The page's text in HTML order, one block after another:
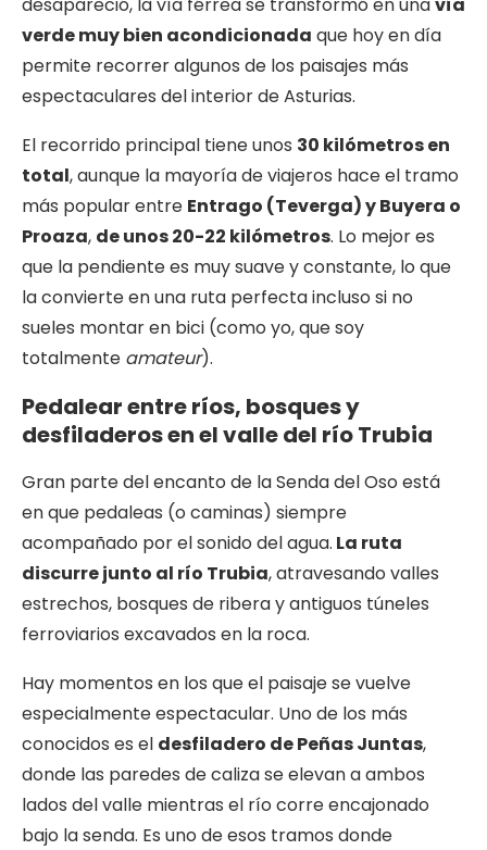
desapareció, la vía férrea se transformó en unavía
verde muy bien acondicionada que hoy en día
permite recorrer algunos de los paisajes más
espectaculares del interior de Asturias.
El recorrido principal tiene unos 30 kilómetros en
total, aunque la mayoría de viajeros hace el tramo
más popular entre Entrago (Teverga) y Buyera o
Proaza, de unos 20-22 kilómetros. Lo mejor es
que la pendiente es muy suave y constante, lo que
la convierte en una ruta perfecta incluso si no
sueles montar en bici (como yo, que soy
totalmente amateur).
Pedalear entre ríos, bosques y
desfiladeros en el valle del río Trubia
Gran parte del encanto de la Senda del Oso está
en que pedaleas (o caminas) siempre
acompañado por el sonido del agua. La ruta
discurre junto al río Trubia, atravesando valles
estrechos, bosques de ribera y antiguos túneles
ferroviarios excavados en la roca.
Hay momentos en los que el paisaje se vuelve
especialmente espectacular. Uno de los más
conocidos es el desfiladero de Peñas Juntas,
donde las paredes de caliza se elevan a ambos
lados del valle mientras el río corre encajonado
bajo la senda. Es uno de esos tramos donde